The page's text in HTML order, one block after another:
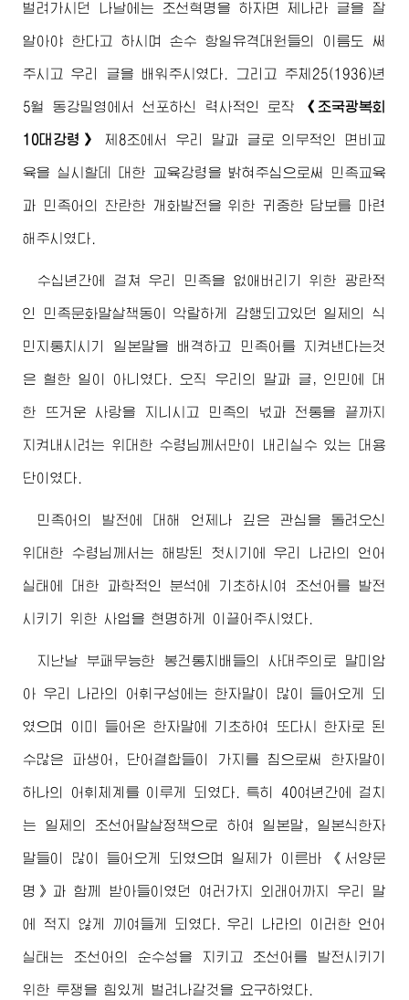
벌려가시던 나날에는 조선혁명을 하자면 제나라 글을 잘
알아야 한다고 하시며 손수 항일유격대원들의 이름도 써
주시고 우리 글을 배워주시였다. 그리고 주체25(1936)년
5월 동강밀영에서 선포하신 력사적인 로작 《조국광복회
10대강령》 제8조에서 우리 말과 글로 의무적인 면비교
육을 실시할데 대한 교육강령을 밝혀주심으로써 민족교육
과 민족어의 찬란한 개화발전을 위한 귀중한 담보를 마련
해주시였다.
수십년간에 걸쳐 우리 민족을 없애버리기 위한 광란적
인 민족문화말살책동이 악랄하게 감행되고있던 일제의 식
민지통치시기 일본말을 배격하고 민족어를 지켜낸다는것
은 헐한 일이 아니였다. 오직 우리의 말과 글, 인민에 대
한 뜨거운 사랑을 지니시고 민족의 넋과 전통을 끝까지
지켜내시려는 위대한 수령님께서 만이 내리실수 있는 대용
단이였다.
민족어의 발전에 대해 언제나 깊은 관심을 돌려오신
위대한 수령님께서 는 해방된 첫시기에 우리 나라의 언어
실태에 대한 과학적인 분석에 기초하시여 조선어를 발전
시키기 위한 사업을 현명하게 이끌어주시였다.
지난날 부패무능한 봉건통치배들의 사대주의로 말미암
아 우리 나라의 어휘구성에는 한자말이 많이 들어오게 되
였으며 이미 들어온 한자말에 기초하여 또다시 한자로 된
수많은 파생어, 단어결합들이 가지를 침으로써 한자말이
하나의 어휘체계를 이루게 되였다. 특히 40여년간에 걸치
는 일제의 조선어말살정책으로 하여 일본말, 일본식한자
말들이 많이 들어오게 되였으며 일제가 이른바 《서양문
명》과 함께 받아들이였던 여러가지 외래어까지 우리 말
에 적지 않게 끼여들게 되였다. 우리 나라의 이러한 언어
실태는 조선어의 순수성을 지키고 조선어를 발전시키기
위한 투쟁을 힘있게 벌려나갈것을 요구하였다.